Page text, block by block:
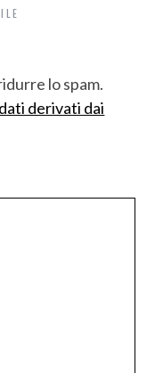
lo spam.
derivati dai